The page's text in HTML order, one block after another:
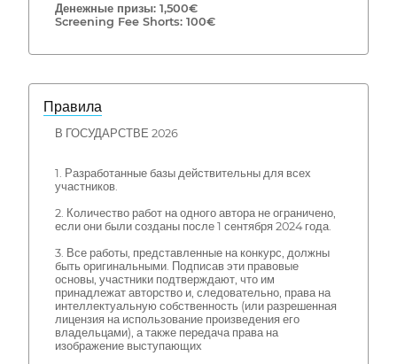
Денежные призы: 1,500€
Screening Fee Shorts: 100€
Правила
В ГОСУДАРСТВЕ 2026
1. Разработанные базы действительны для всех
участников.
2. Количество работ на одного автора не ограничено,
если они были созданы после 1 сентября 2024 года.
3. Все работы, представленные на конкурс, должны
быть оригинальными. Подписав эти правовые
основы, участники подтверждают, что им
принадлежат авторство и, следовательно, права на
интеллектуальную собственность (или разрешенная
лицензия на использование произведения его
владельцами), а также передача права на
изображение выступающих